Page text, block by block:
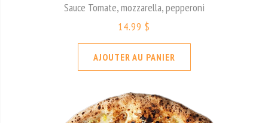
Sauce Tomate, mozzarella, pepperoni
14.99 $
AJOUTER AU PANIER